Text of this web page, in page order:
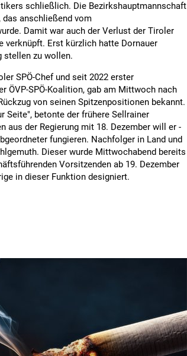
schließlich. Die Bezirkshauptmannschaft
anschließend vom
Damit war auch der Verlust der Tiroler
verknüpft. Erst kürzlich hatte Dornauer
stellen zu wollen.
SPÖ-Chef und seit 2022 erster
ÖVP-SPÖ-Koalition, gab am Mittwoch nach
von seinen Spitzenpositionen bekannt.
Seite", betonte der frühere Sellrainer
aus der Regierung mit 18. Dezember will er -
fungieren. Nachfolger in Land und
Dieser wurde Mittwochabend bereits
Vorsitzenden ab 19. Dezember
in dieser Funktion designiert.